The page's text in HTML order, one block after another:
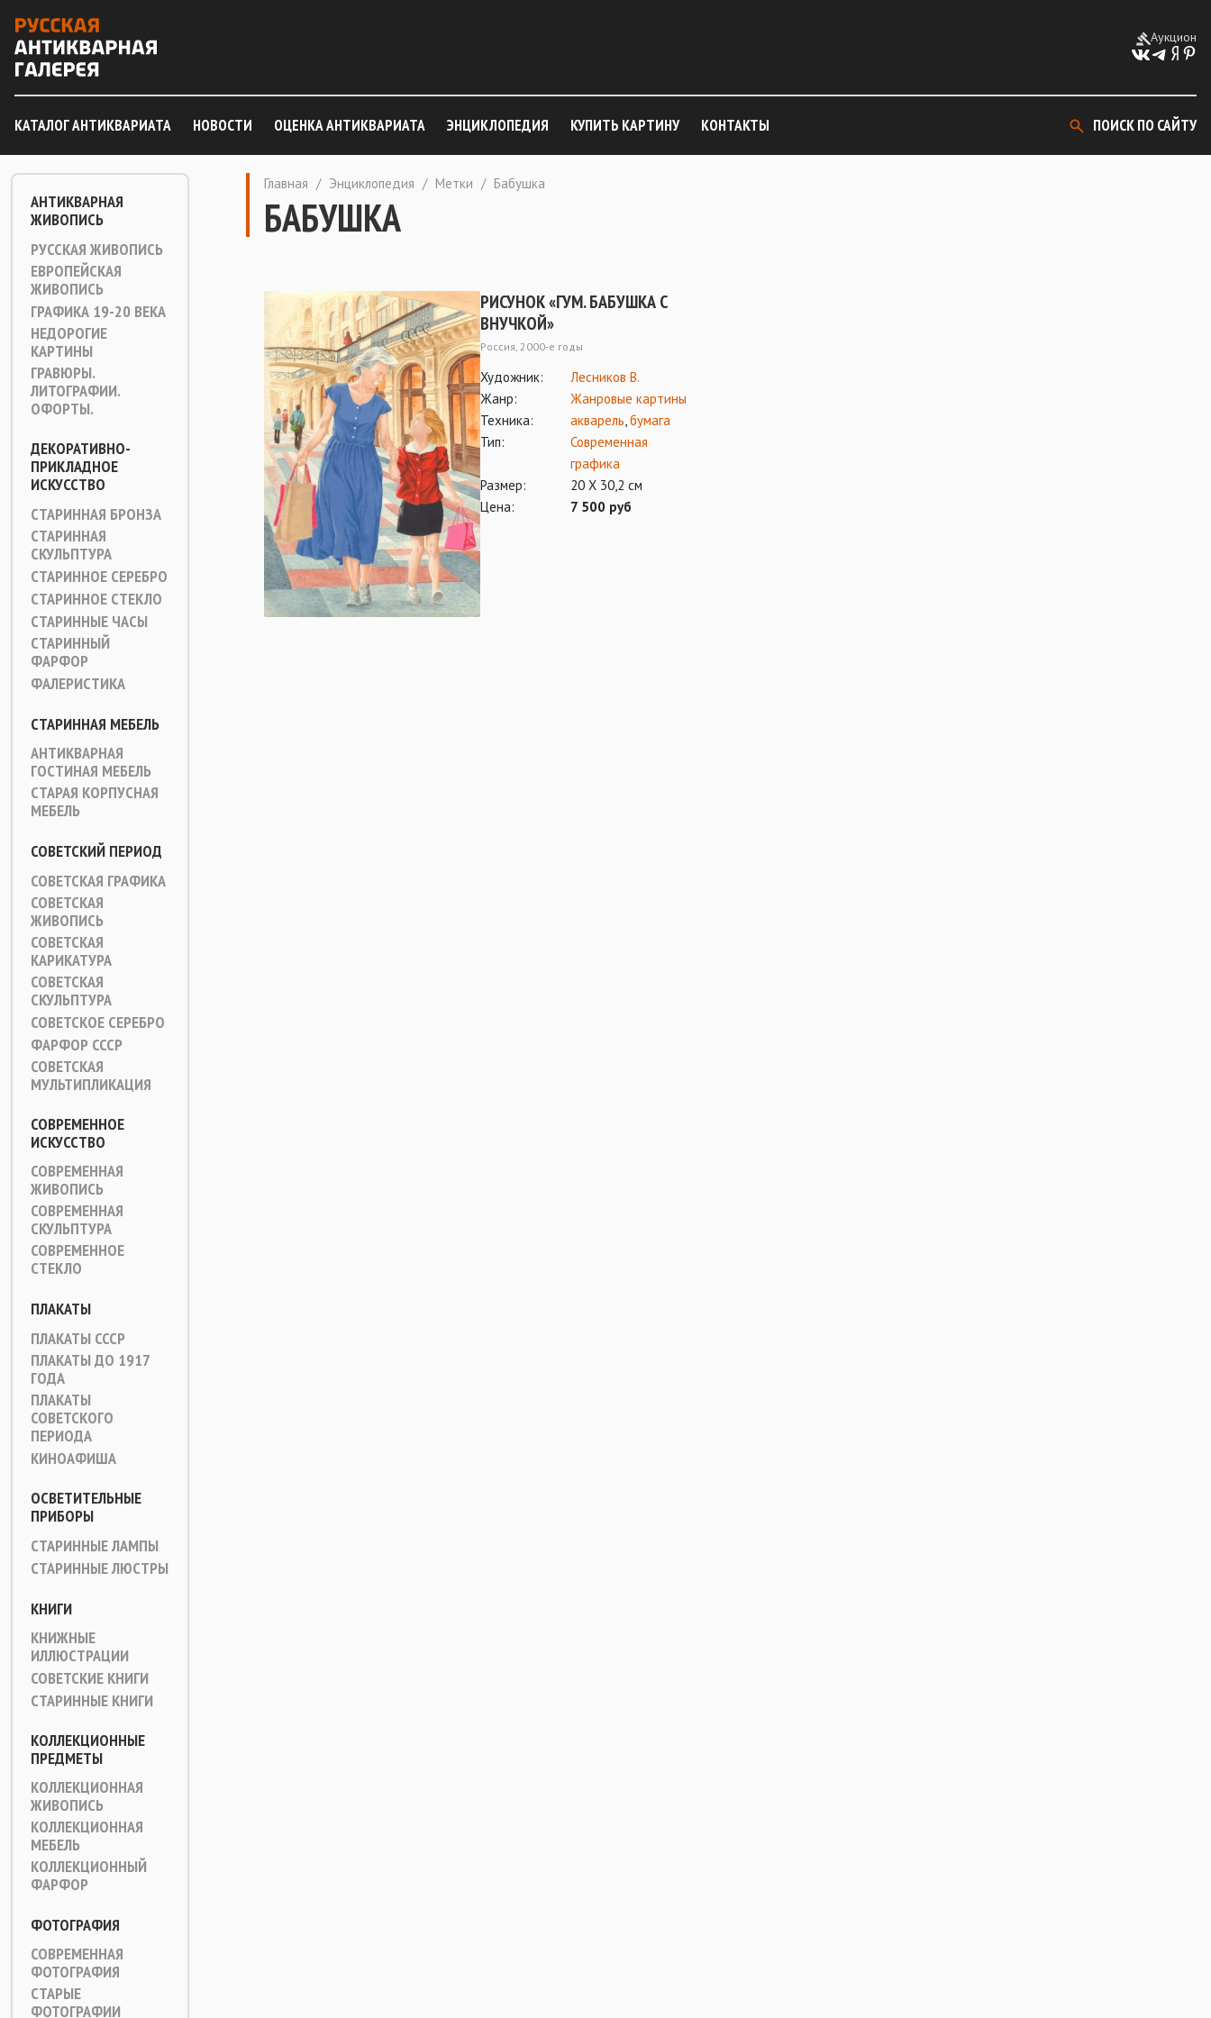
Аукцион
КАТАЛОГ АНТИКВАРИАТА НОВОСТИ ОЦЕНКА АНТИКВАРИАТА ЭНЦИКЛОПЕДИЯ КУПИТЬ КАРТИНУ КОНТАКТЫ ПОИСК ПО САЙТУ
АНТИКВАРНАЯ
ЖИВОПИСЬ
РУССКАЯ ЖИВОПИСЬ
ЕВРОПЕЙСКАЯ
ЖИВОПИСЬ
ГРАФИКА 19-20 ВЕКА
НЕДОРОГИЕ
КАРТИНЫ
ГРАВЮРЫ.
ЛИТОГРАФИИ.
ОФОРТЫ.
ДЕКОРАТИВНО-
ПРИКЛАДНОЕ
ИСКУССТВО
СТАРИННАЯ БРОНЗА
СТАРИННАЯ
СКУЛЬПТУРА
СТАРИННОЕ СЕРЕБРО
СТАРИННОЕ СТЕКЛО
СТАРИННЫЕ ЧАСЫ
СТАРИННЫЙ
ФАРФОР
ФАЛЕРИСТИКА
СТАРИННАЯ МЕБЕЛЬ
АНТИКВАРНАЯ
ГОСТИНАЯ МЕБЕЛЬ
СТАРАЯ КОРПУСНАЯ
МЕБЕЛЬ
СОВЕТСКИЙ ПЕРИОД
СОВЕТСКАЯ ГРАФИКА
СОВЕТСКАЯ
ЖИВОПИСЬ
СОВЕТСКАЯ
КАРИКАТУРА
СОВЕТСКАЯ
СКУЛЬПТУРА
СОВЕТСКОЕ СЕРЕБРО
ФАРФОР СССР
СОВЕТСКАЯ
МУЛЬТИПЛИКАЦИЯ
СОВРЕМЕННОЕ
ИСКУССТВО
СОВРЕМЕННАЯ
ЖИВОПИСЬ
СОВРЕМЕННАЯ
СКУЛЬПТУРА
СОВРЕМЕННОЕ
СТЕКЛО
ПЛАКАТЫ
ПЛАКАТЫ СССР
ПЛАКАТЫ ДО 1917
ГОДА
ПЛАКАТЫ
СОВЕТСКОГО
ПЕРИОДА
КИНОАФИША
ОСВЕТИТЕЛЬНЫЕ
ПРИБОРЫ
СТАРИННЫЕ ЛАМПЫ
СТАРИННЫЕ ЛЮСТРЫ
КНИГИ
КНИЖНЫЕ
ИЛЛЮСТРАЦИИ
СОВЕТСКИЕ КНИГИ
СТАРИННЫЕ КНИГИ
КОЛЛЕКЦИОННЫЕ
ПРЕДМЕТЫ
КОЛЛЕКЦИОННАЯ
ЖИВОПИСЬ
КОЛЛЕКЦИОННАЯ
МЕБЕЛЬ
КОЛЛЕКЦИОННЫЙ
ФАРФОР
ФОТОГРАФИЯ
СОВРЕМЕННАЯ
ФОТОГРАФИЯ
СТАРЫЕ
ФОТОГРАФИИ
Главная / Энциклопедия / Метки / Бабушка
БАБУШКА
РИСУНОК «ГУМ. БАБУШКА С
ВНУЧКОЙ»
Россия, 2000-е годы
Художник:
Лесников В.
Жанр:
Жанровые картины
Техника:
акварель,бумага
Тип:
Современная
графика
Размер:
20 Х 30,2 см
Цена:
7 500 руб